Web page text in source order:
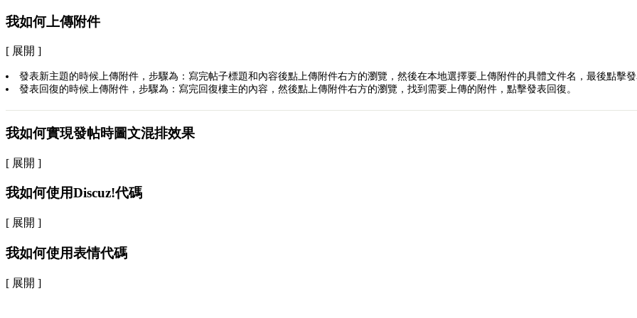
我如何上傳附件
[ 展開 ]
發表新主題的時候上傳附件，步驟為：寫完帖子標題和內容後點上傳附件右方的瀏覽，然後在本地選擇要上傳附件的具體文件名，最後點擊
發表回復的時候上傳附件，步驟為：寫完回復樓主的內容，然後點上傳附件右方的瀏覽，找到需要上傳的附件，點擊發表回復。
我如何實現發帖時圖文混排效果
[ 展開 ]
我如何使用Discuz!代碼
[ 展開 ]
我如何使用表情代碼
[ 展開 ]